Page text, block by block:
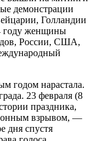
демонстрации
Голландии
году женщины
России, США,
годом нарастала.
23 февраля (8
праздника,
взрывом, —
дня спустя